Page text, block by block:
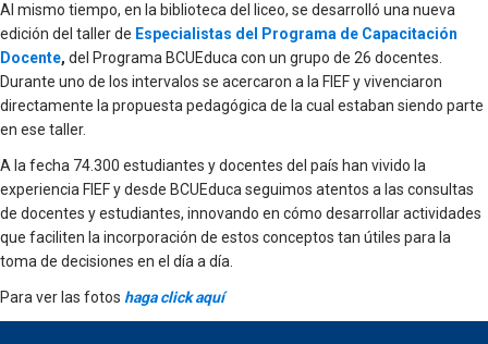
Al mismo tiempo, en la biblioteca del liceo, se desarrolló una nueva
edición del taller de Especialistas del Programa de Capacitación
Docente, del Programa BCUEduca con un grupo de 26 docentes.
Durante uno de los intervalos se acercaron a la FIEF y vivenciaron
directamente la propuesta pedagógica de la cual estaban siendo parte
en ese taller.
A la fecha 74.300 estudiantes y docentes del país han vivido la
experiencia FIEF y desde BCUEduca seguimos atentos a las consultas
de docentes y estudiantes, innovando en cómo desarrollar actividades
que faciliten la incorporación de estos conceptos tan útiles para la
toma de decisiones en el día a día.
Para ver las fotos haga click aquí